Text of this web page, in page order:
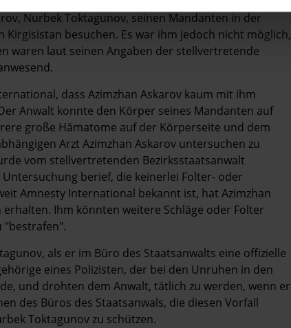
Nurbek Toktagunov, seinen Mandanten in der
besuchen. Es war ihm jedoch nicht möglich,
waren laut seinen Angaben der stellvertretende
dass Azimzhan Askarov kaum mit ihm
Anwalt konnte den Körper seines Mandanten auf
große Hämatome auf der Körperseite und dem
Arzt Azimzhan Askarov untersuchen zu
vom stellvertretenden Bezirksstaatsanwalt
berief, die keinerlei Folter- oder
Amnesty International bekannt ist, hat Azimzhan
Ihm könnten weitere Schläge oder Folter
"bestrafen".
als er im Büro des Staatsanwalts eine offizielle
eines Polizisten, der bei den Unruhen in den
und drohten dem Anwalt, tätlich zu werden, wenn er
des Büros des Staatsanwals, die diesen Vorfall
Toktagunov zu schützen.